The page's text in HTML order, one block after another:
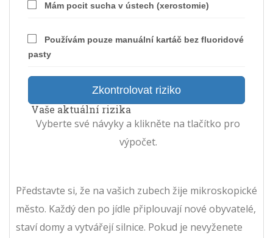
Mám pocit sucha v ústech (xerostomie)
Používám pouze manuální kartáč bez fluoridové
pasty
Zkontrolovat riziko
Vaše aktuální rizika
Vyberte své návyky a klikněte na tlačítko pro
výpočet.
Představte si, že na vašich zubech žije mikroskopické
město. Každý den po jídle připlouvají nové obyvatelé,
staví domy a vytvářejí silnice. Pokud je nevyženete